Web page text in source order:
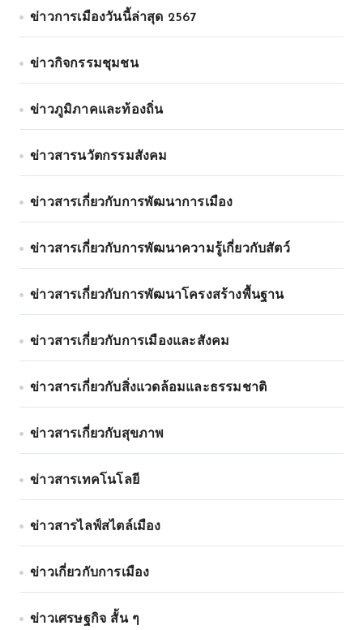
ข่าวการเมืองวันนี้ล่าสุด 2567
ข่าวกิจกรรมชุมชน
ข่าวภูมิภาคและท้องถิ่น
ข่าวสารนวัตกรรมสังคม
ข่าวสารเกี่ยวกับการพัฒนาการเมือง
ข่าวสารเกี่ยวกับการพัฒนาความรู้เกี่ยวกับสัตว์
ข่าวสารเกี่ยวกับการพัฒนาโครงสร้างพื้นฐาน
ข่าวสารเกี่ยวกับการเมืองและสังคม
ข่าวสารเกี่ยวกับสิ่งแวดล้อมและธรรมชาติ
ข่าวสารเกี่ยวกับสุขภาพ
ข่าวสารเทคโนโลยี
ข่าวสารไลฟ์สไตล์เมือง
ข่าวเกี่ยวกับการเมือง
ข่าวเศรษฐกิจ สั้น ๆ